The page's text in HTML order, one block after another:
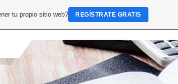
tu propio sitio web? REGÍSTRATE GRATIS